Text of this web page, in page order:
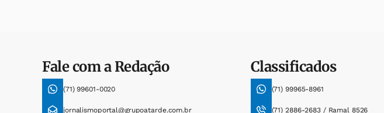
Fale com a Redação
(71) 99601-0020
jornalismoportal@grupoatarde.com.br
Classificados
(71) 99965-8961
(71) 2886-2683 / Ramal 8526